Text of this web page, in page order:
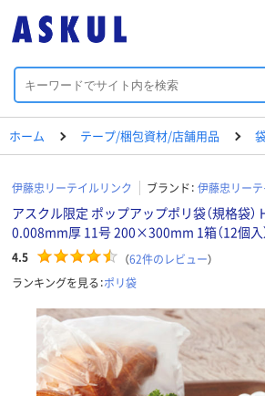
ホーム テープ/梱包資材/店舗用品
伊藤忠リーテイルリンク ブランド： 伊藤忠リー
アスクル限定 ポップアップポリ袋（規格袋）
0.008mm厚 11号 200×300mm 1箱（12個入
4.5 （62件のレビュー）
ランキングを見る：ポリ袋